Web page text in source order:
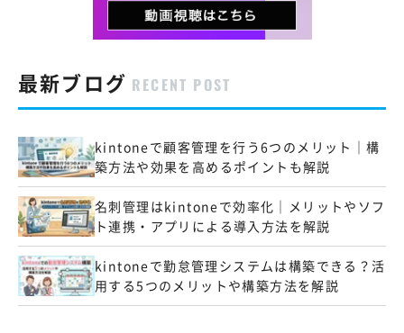
最新ブログ RECENT POST
kintoneで顧客管理を行う6つのメリット｜構
築方法や効果を高めるポイントも解説
名刺管理はkintoneで効率化｜メリットやソフ
ト連携・アプリによる導入方法を解説
kintoneで勤怠管理システムは構築できる？活
用する5つのメリットや構築方法を解説